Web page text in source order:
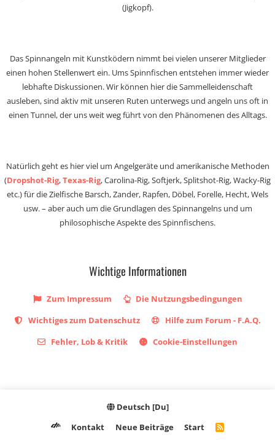
(Jigkopf).
Das Spinnangeln mit Kunstködern nimmt bei vielen unserer Mitglieder
einen hohen Stellenwert ein. Ums Spinnfischen entstehen immer wieder
lebhafte Diskussionen. Wir können hier die Sammelleidenschaft
ausleben, sind aktiv mit unseren Ruten unterwegs und angeln uns oft in
einen Tunnel, der uns weit weg führt von den Phänomenen des Alltags.
Natürlich geht es hier viel um Angelgeräte und amerikanische Methoden
(Dropshot-Rig,Texas-Rig, Carolina-Rig, Softjerk, Splitshot-Rig, Wacky-Rig
etc.) für die Zielfische Barsch, Zander, Rapfen, Döbel, Forelle, Hecht, Wels
usw. – aber auch um die Grundlagen des Spinnangelns und um
philosophische Aspekte des Spinnfischens.
Wichtige Informationen
Zum Impressum
Die Nutzungsbedingungen
Wichtiges zum Datenschutz
Hilfe zum Forum - F.A.Q.
Fehler, Lob & Kritik
Cookie-Einstellungen
Deutsch [Du]
Kontakt
Neue Beiträge Start
R